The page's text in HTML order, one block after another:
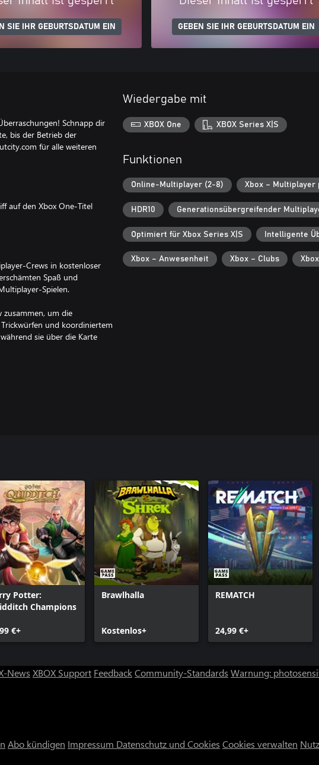
SIE IHR GEBURTSDATUM EIN GEBEN SIE IHR GEBURTSDATUM EIN
Schnapp dir
bis der Betrieb der
für alle weiteren
auf den Xbox One-Titel
Crews in kostenloser
Spaß und
Spielen.
zusammen, um die
und koordiniertem
sie über die Karte
zum ultimativen
sorgen für Abwechslung.
Events und
und der
Spielen erforderlich.
FÜR
Inhaber.
Version (Digital Standard
Wiedergabe mit
XBOX One XBOX Series X|S
Funktionen
Online-Multiplayer (2-8) Xbox – Multiplayer
HDR10 Generationsübergreifender
Optimiert für Xbox Series X|S Intelligente
Xbox – Anwesenheit Xbox – Clubs
Potter:
Champions
€+
Brawlhalla
Kostenlos+
REMATCH
24,99 €+
News XBOX Support FeedbackCommunity-Standards Warnung:
Abo kündigen Impressum Datenschutz und Cookies Cookies verwalten